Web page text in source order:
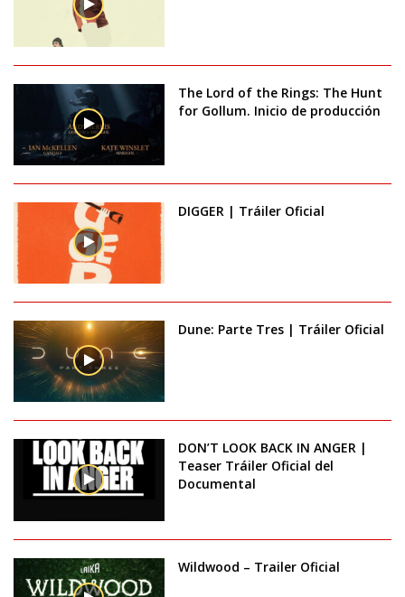
The Lord of the Rings: The Hunt
for Gollum. Inicio de producción
DIGGER | Tráiler Oficial
Dune: Parte Tres | Tráiler Oficial
DON’T LOOK BACK IN ANGER |
Teaser Tráiler Oficial del
Documental
Wildwood – Trailer Oficial